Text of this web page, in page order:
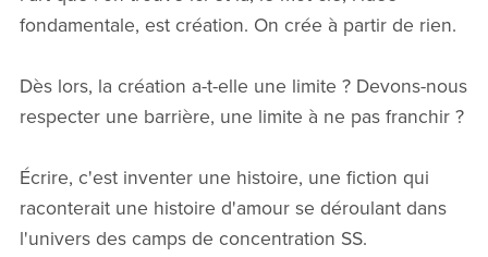
fondamentale, est création. On crée à partir de rien.
Dès lors, la création a-t-elle une limite ? Devons-nous
respecter une barrière, une limite à ne pas franchir ?
Écrire, c'est inventer une histoire, une fiction qui
raconterait une histoire d'amour se déroulant dans
l'univers des camps de concentration SS.